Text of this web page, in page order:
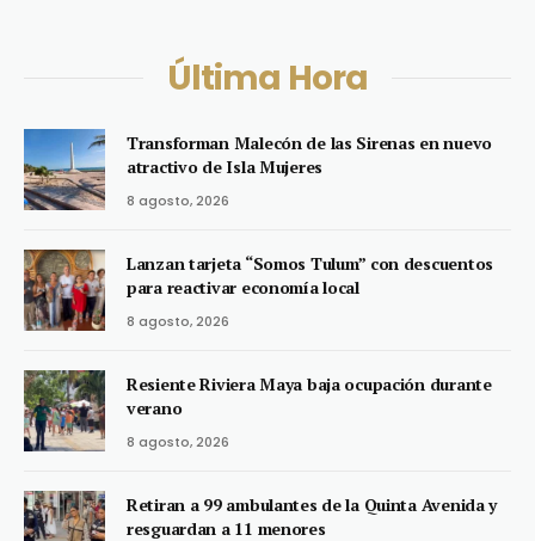
Última Hora
Transforman Malecón de las Sirenas en nuevo
atractivo de Isla Mujeres
8 agosto, 2026
Lanzan tarjeta “Somos Tulum” con descuentos
para reactivar economía local
8 agosto, 2026
Resiente Riviera Maya baja ocupación durante
verano
8 agosto, 2026
Retiran a 99 ambulantes de la Quinta Avenida y
resguardan a 11 menores